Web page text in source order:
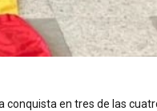
conquista en tres de las